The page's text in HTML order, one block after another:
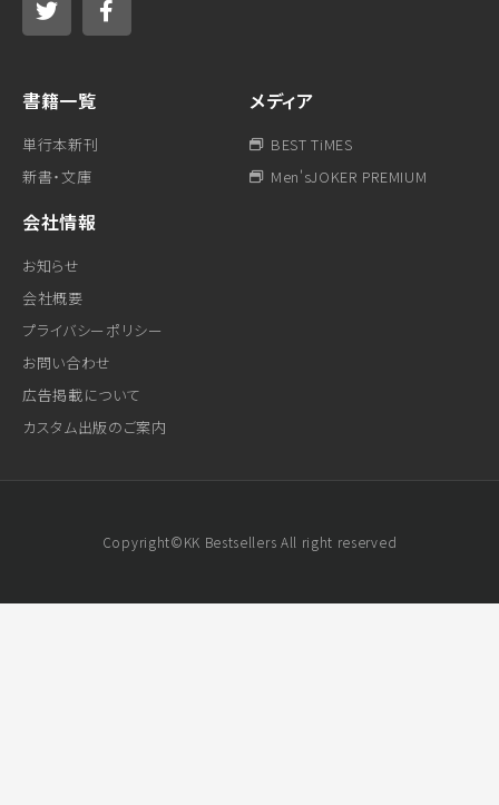
書籍一覧
単行本新刊
新書・文庫
メディア
BEST TiMES
Men'sJOKER PREMIUM
会社情報
お知らせ
会社概要
プライバシーポリシー
お問い合わせ
広告掲載について
カスタム出版のご案内
Copyright©KK Bestsellers All right reserved